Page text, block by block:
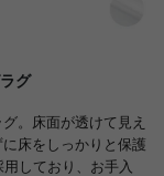
グ
。床面が透けて見え
床をしっかりと保護
しており、お手入